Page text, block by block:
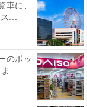
古湯温泉 つかさ
ぬる湯とこだ
のです。あらか
泊プランを予約
還元されること
車に、
...
のポッ
...